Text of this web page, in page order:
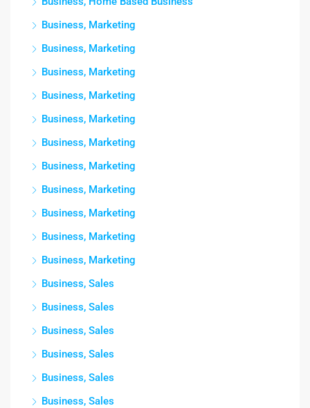
Business, Marketing
Business, Marketing
Business, Marketing
Business, Marketing
Business, Marketing
Business, Marketing
Business, Marketing
Business, Marketing
Business, Marketing
Business, Marketing
Business, Marketing
Business, Sales
Business, Sales
Business, Sales
Business, Sales
Business, Sales
Business, Sales